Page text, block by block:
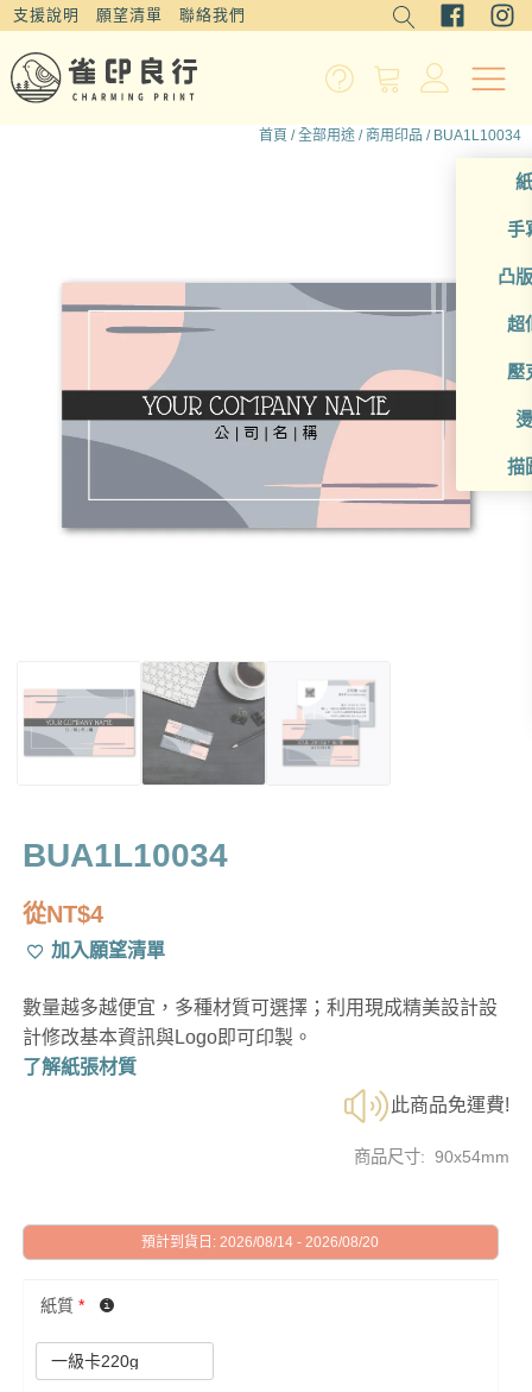
支援說明 願望清單 聯絡我們
手
凸
超
壓
描
首頁 /全部用途 / 商用印品 / BUA1L10034
BUA1L10034
從NT$4
加入願望清單
數量越多越便宜，多種材質可選擇；利用現成精美設計設
計修改基本資訊與Logo即可印製。
了解紙張材質
此商品免運費!
商品尺寸: 90x54mm
預計到貨日: 2026/08/14 - 2026/08/20
紙質 *